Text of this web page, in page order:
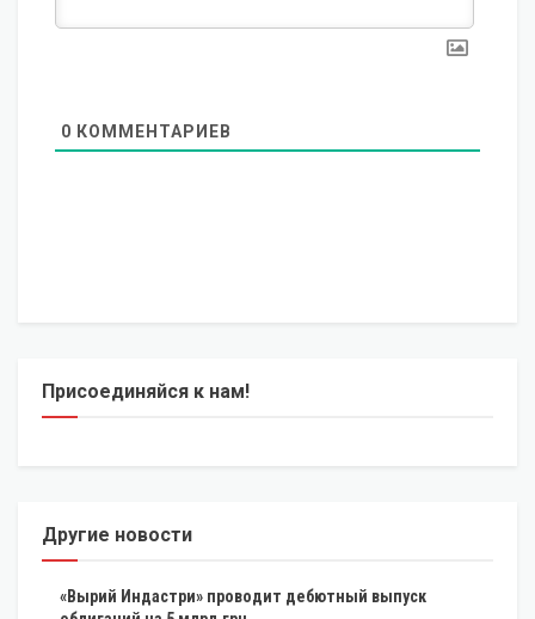
0 КОММЕНТАРИЕВ
Присоединяйся к нам!
Другие новости
«Вырий Индастри» проводит дебютный выпуск